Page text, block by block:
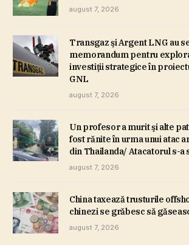
august 7, 2026
Transgaz şi Argent LNG au
memorandum pentru
investiţii strategice în
GNL
august 7, 2026
Un profesor a murit şi alte
fost rănite în urma unui atac
din Thailanda/ Atacatorul s-a
august 7, 2026
China taxează trusturile
chinezi se grăbesc să
august 7, 2026